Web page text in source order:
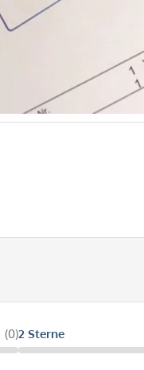
(0)2 Sterne